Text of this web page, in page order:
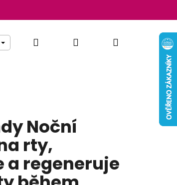
Pomůcky Nábytek
Hledat PřihlášeníNákupní
Noční
rty,
a regeneruje